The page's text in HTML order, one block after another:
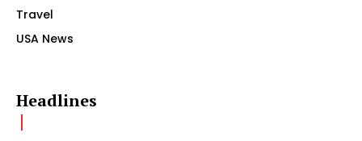
Travel
USA News
Headlines